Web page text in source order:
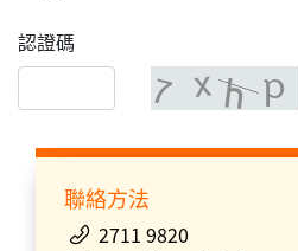
認證碼
聯絡方法
2711 9820